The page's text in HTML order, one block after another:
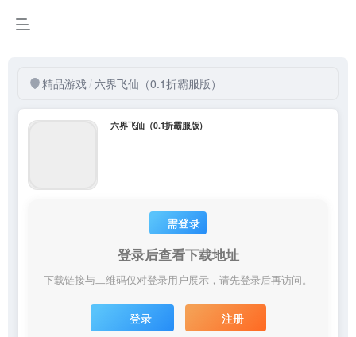
精品游戏/六界飞仙（0.1折霸服版）
六界飞仙（0.1折霸服版）
需登录
登录后查看下载地址
下载链接与二维码仅对登录用户展示，请先登录后再访问。
登录 注册